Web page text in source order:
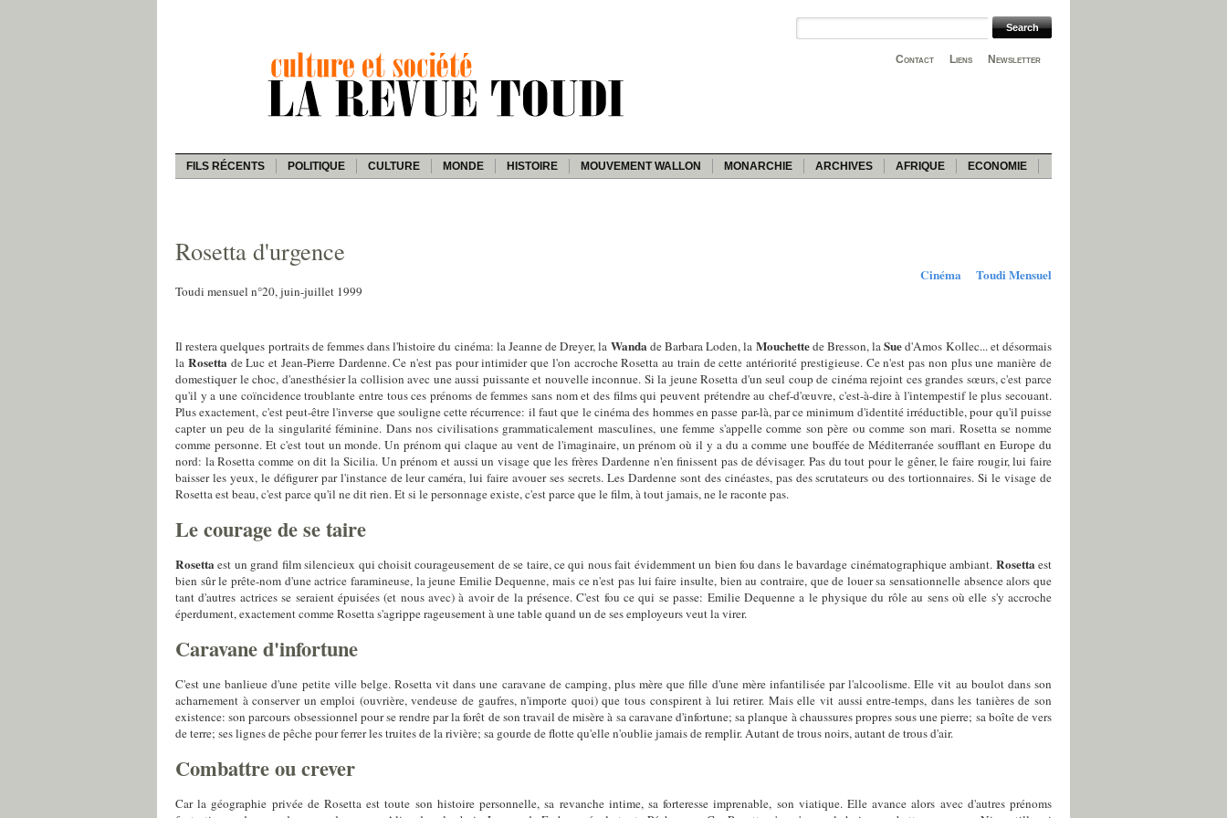
Newsletter
Liens
Contact
FILS RÉCENTS POLITIQUE CULTURE MONDE HISTOIRE MOUVEMENT WALLON MONARCHIE ARCHIVES AFRIQUE ECONOMIE
Rosetta d'urgence
Cinéma Toudi Mensuel
Toudi mensuel n°20, juin-juillet 1999
Il restera quelques portraits de femmes dans l'histoire du cinéma: la Jeanne de Dreyer, la Wandade Barbara Loden, la Mouchettede Bresson, laSued'Amos Kollec... et désormais
la Rosettade Luc et Jean-Pierre Dardenne. Ce n'est pas pour intimider que l'on accroche Rosetta au train de cette antériorité prestigieuse. Ce n'est pas non plus une manière de
domestiquer le choc, d'anesthésier la collision avec une aussi puissante et nouvelle inconnue. Si la jeune Rosetta d'un seul coup de cinéma rejoint ces grandes sœurs, c'est parce
qu'il y a une coïncidence troublante entre tous ces prénoms de femmes sans nom et des films qui peuvent prétendre au chef-d'œuvre, c'est-à-dire à l'intempestif le plus secouant.
Plus exactement, c'est peut-être l'inverse que souligne cette récurrence: il faut que le cinéma des hommes en passe par-là, par ce minimum d'identité irréductible, pour qu'il puisse
capter un peu de la singularité féminine. Dans nos civilisations grammaticalement masculines, une femme s'appelle comme son père ou comme son mari. Rosetta se nomme
comme personne. Et c'est tout un monde. Un prénom qui claque au vent de l'imaginaire, un prénom où il y a du a comme une bouffée de Méditerranée soufflant en Europe du
nord: la Rosetta comme on dit la Sicilia. Un prénom et aussi un visage que les frères Dardenne n'en finissent pas de dévisager. Pas du tout pour le gêner, le faire rougir, lui faire
baisser les yeux, le défigurer par l'instance de leur caméra, lui faire avouer ses secrets. Les Dardenne sont des cinéastes, pas des scrutateurs ou des tortionnaires. Si le visage de
Rosetta est beau, c'est parce qu'il ne dit rien. Et si le personnage existe, c'est parce que le film, à tout jamais, ne le raconte pas.
Le courage de se taire
Rosettaest un grand film silencieux qui choisit courageusement de se taire, ce qui nous fait évidemment un bien fou dans le bavardage cinématographique ambiant. Rosettaest
bien sûr le prête-nom d'une actrice faramineuse, la jeune Emilie Dequenne, mais ce n'est pas lui faire insulte, bien au contraire, que de louer sa sensationnelle absence alors que
tant d'autres actrices se seraient épuisées (et nous avec) à avoir de la présence. C'est fou ce qui se passe: Emilie Dequenne a le physique du rôle au sens où elle s'y accroche
éperdument, exactement comme Rosetta s'agrippe rageusement à une table quand un de ses employeurs veut la virer.
Caravane d'infortune
C'est une banlieue d'une petite ville belge. Rosetta vit dans une caravane de camping, plus mère que fille d'une mère infantilisée par l'alcoolisme. Elle vit au boulot dans son
acharnement à conserver un emploi (ouvrière, vendeuse de gaufres, n'importe quoi) que tous conspirent à lui retirer. Mais elle vit aussi entre-temps, dans les tanières de son
existence: son parcours obsessionnel pour se rendre par la forêt de son travail de misère à sa caravane d'infortune; sa planque à chaussures propres sous une pierre; sa boîte de vers
de terre; ses lignes de pêche pour ferrer les truites de la rivière; sa gourde de flotte qu'elle n'oublie jamais de remplir. Autant de trous noirs, autant de trous d'air.
Combattre ou crever
Car la géographie privée de Rosetta est toute son histoire personnelle, sa revanche intime, sa forteresse imprenable, son viatique. Elle avance alors avec d'autres prénoms